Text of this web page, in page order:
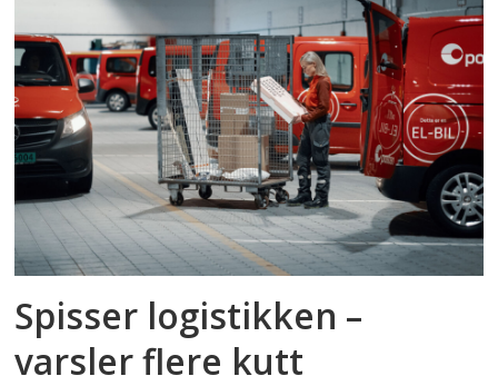
Spisser logistikken –
varsler flere kutt